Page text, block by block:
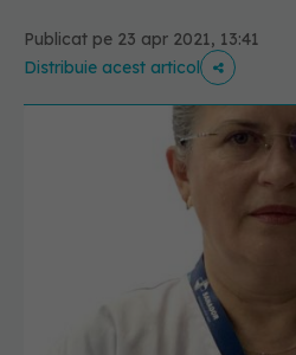
Publicat pe 23 apr 2021, 13:41
Distribuie acest articol